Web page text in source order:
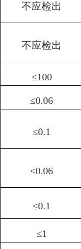
不应检出
不应检出
≤100
≤0.06
≤0.1
≤0.06
≤0.1
≤1